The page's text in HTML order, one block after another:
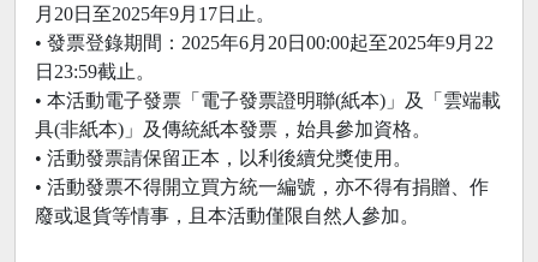
月20日至2025年9月17日止。
• 發票登錄期間：2025年6月20日00:00起至2025年9月22
日23:59截止。
• 本活動電子發票「電子發票證明聯(紙本)」及「雲端載
具(非紙本)」及傳統紙本發票，始具參加資格。
• 活動發票請保留正本，以利後續兌獎使用。
• 活動發票不得開立買方統一編號，亦不得有捐贈、作
廢或退貨等情事，且本活動僅限自然人參加。